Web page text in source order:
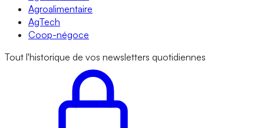
Agroalimentaire
AgTech
Coop-négoce
Tout l'historique de vos newsletters quotidiennes